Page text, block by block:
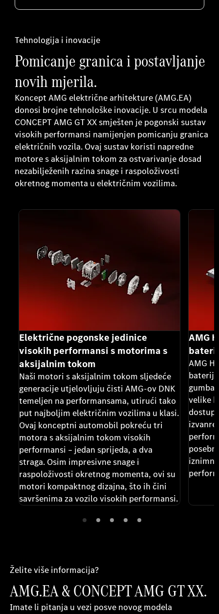
Tehnologija i inovacije
Pomicanje granica i postavljanje
novih mjerila.
Koncept AMG električne arhitekture (AMG.EA)
donosi brojne tehnološke inovacije. U srcu modela
CONCEPT AMG GT XX smješten je pogonski sustav
visokih performansi namijenjen pomicanju granica
električnih vozila. Ovaj sustav koristi napredne
motore s aksijalnim tokom za ostvarivanje dosad
nezabilježenih razina snage i raspoloživosti
okretnog momenta u električnim vozilima.
Električne pogonske jedinice
visokih performansi s motorima s
aksijalnim tokom
Naši motori s aksijalnim tokom sljedeće
generacije utjelovljuju čisti AMG-ov DNK
temeljen na performansama, utirući tako
put najboljim električnim vozilima u klasi.
Ovaj konceptni automobil pokreću tri
motora s aksijalnim tokom visokih
performansi – jedan sprijeda, a dva
straga. Osim impresivne snage i
raspoloživosti okretnog momenta, ovi su
motori kompaktnog dizajna, što ih čini
savršenima za vozilo visokih performansi.
AMG
AMG
velike
Želite više informacija?
AMG.EA & CONCEPT AMG GT XX.
Imate li pitanja u vezi posve novog modela